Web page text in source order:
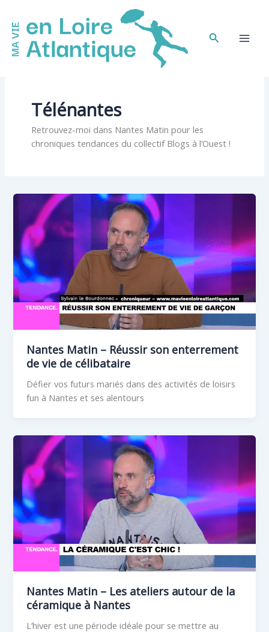
contenu
Rechercher
Télénantes
Retrouvez-moi dans Nantes Matin pour les
chroniques tendances du collectif Blogs à l’Ouest !
Nantes Matin – Réussir son enterrement
de vie de célibataire
Défier vos futurs mariés dans des activités de loisirs
fun à Nantes et ses alentours
Nantes Matin – Les ateliers autour de la
céramique à Nantes
L’hiver est une période idéale pour se mettre au